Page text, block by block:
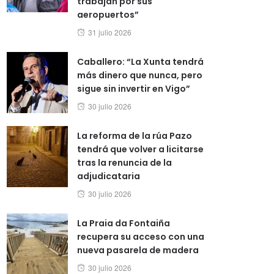
aeropuertos”
Posted
31 julio 2026
Caballero: “La Xunta tendrá
más dinero que nunca, pero
sigue sin invertir en Vigo”
Posted
30 julio 2026
La reforma de la rúa Pazo
tendrá que volver a licitarse
tras la renuncia de la
adjudicataria
Posted
30 julio 2026
La Praia da Fontaiña
recupera su acceso con una
nueva pasarela de madera
Posted
30 julio 2026